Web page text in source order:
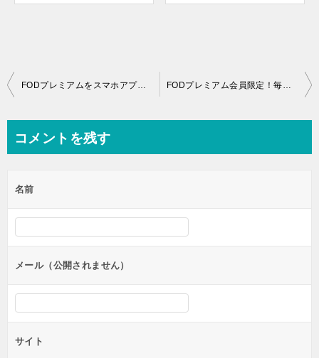
投
ビ
ー
シ
ョ
ン
FODプレミアムをスマホアプリで視聴する設定方法【iPhone・android】
コメントを残す
名前
メール（公開されません）
サイト